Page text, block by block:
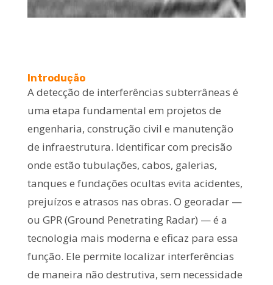
Introdução
A detecção de interferências subterrâneas é
uma etapa fundamental em projetos de
engenharia, construção civil e manutenção
de infraestrutura. Identificar com precisão
onde estão tubulações, cabos, galerias,
tanques e fundações ocultas evita acidentes,
prejuízos e atrasos nas obras. O georadar —
ou GPR (Ground Penetrating Radar) — é a
tecnologia mais moderna e eficaz para essa
função. Ele permite localizar interferências
de maneira não destrutiva, sem necessidade